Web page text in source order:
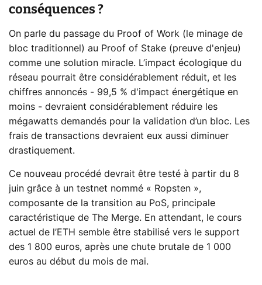
conséquences ?
On parle du passage du Proof of Work (le minage de
bloc traditionnel) au Proof of Stake (preuve d'enjeu)
comme une solution miracle. L’impact écologique du
réseau pourrait être considérablement réduit, et les
chiffres annoncés - 99,5 % d'impact énergétique en
moins - devraient considérablement réduire les
mégawatts demandés pour la validation d’un bloc. Les
frais de transactions devraient eux aussi diminuer
drastiquement.
Ce nouveau procédé devrait être testé à partir du 8
juin grâce à un testnet nommé « Ropsten »,
composante de la transition au PoS, principale
caractéristique de The Merge. En attendant, le cours
actuel de l’ETH semble être stabilisé vers le support
des 1 800 euros, après une chute brutale de 1 000
euros au début du mois de mai.